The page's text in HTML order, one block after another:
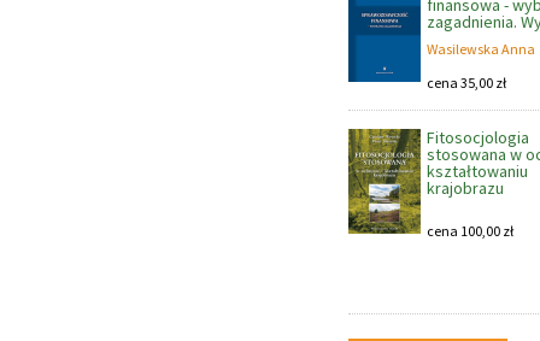
zagadnienia.
Wasilewska Anna
cena 35,00 zł
Fitosocjologia
stosowana w
kształtowaniu
krajobrazu
cena 100,00 zł